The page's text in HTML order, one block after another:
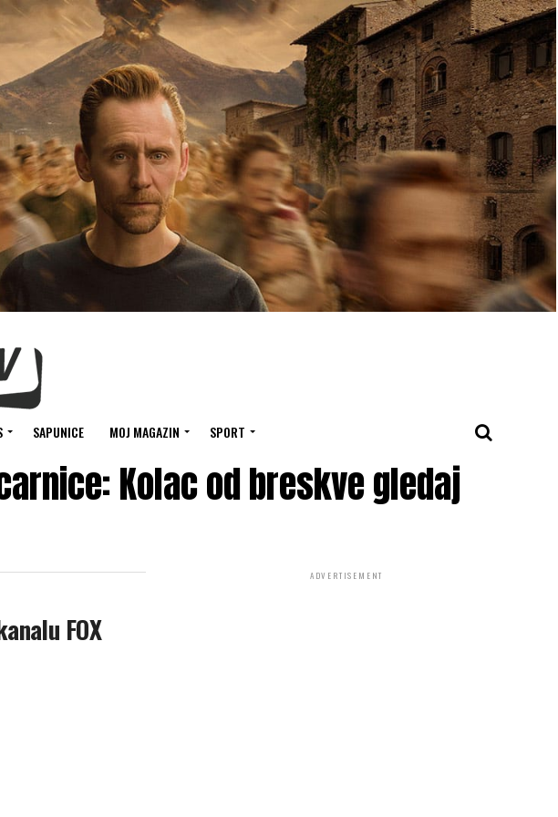
SAPUNICE MOJ MAGAZIN SPORT
Kolac od breskve gledaj
FOX
ADVERTISEMENT